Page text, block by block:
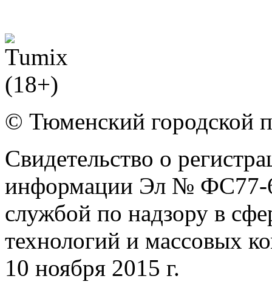
© Тюменский городской
Свидетельство о
информации Эл № ФС77-
службой по надзору в
технологий и массовых
10 ноября 2015 г.